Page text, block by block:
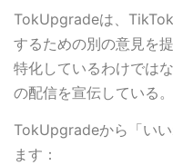
TokUpgradeは、
するための別の意見を
特化しているわけでは
の配信を宣伝している。
TokUpgradeから「い
ます：